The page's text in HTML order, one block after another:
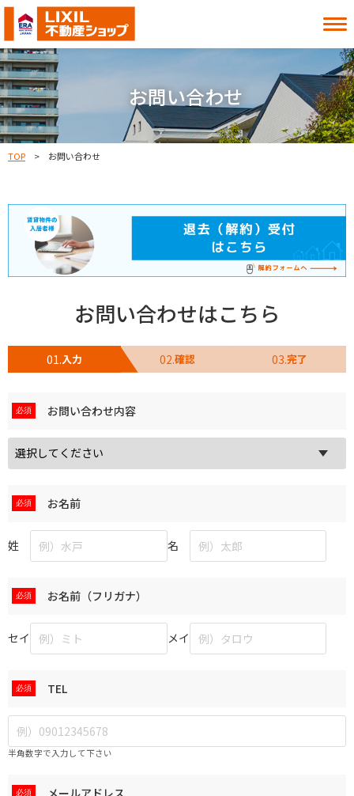
買いたい
貸したい
よくある質問
MITOシル
店舗案内
会社情報
お問い合わせ
TOP お問い合わせ
お問い合わせはこちら
01.入力 02.確認 03.完了
お問い合わせ内容
お名前
姓 名
お名前（フリガナ）
セイ メイ
TEL
半角数字で入力して下さい
メールアドレス